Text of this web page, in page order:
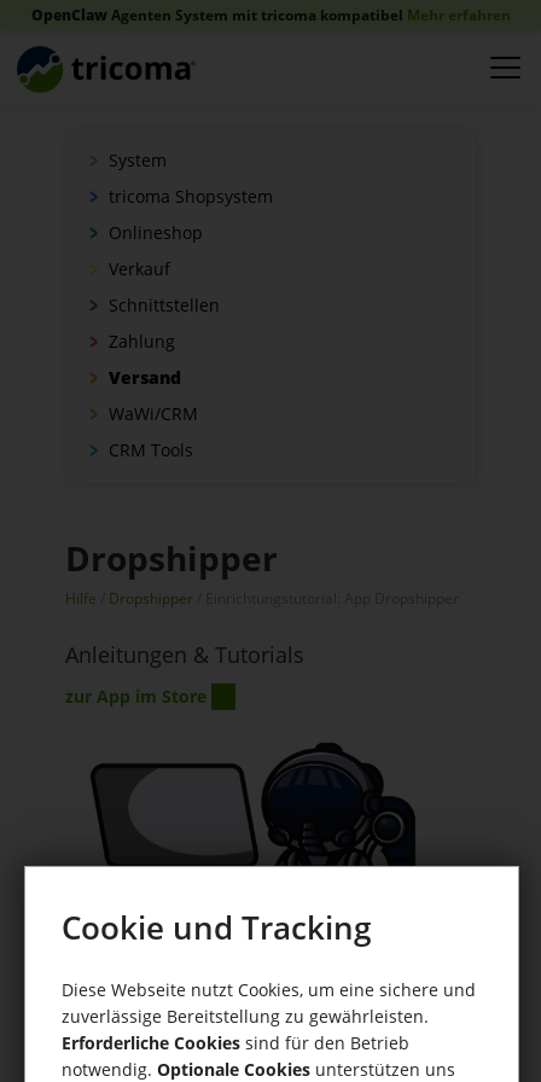
OpenClawAgenten System mit tricoma kompatibel Mehr erfahren
System
tricoma Shopsystem
Onlineshop
Verkauf
Schnittstellen
Zahlung
Versand
WaWi/CRM
CRM Tools
Dropshipper
Hilfe Dropshipper/ Einrichtungstutorial: App Dropshipper
Anleitungen & Tutorials
zur App im Store
Inhaltsverzeichnis
Cookie und Tracking
Diese Webseite nutzt Cookies, um eine sichere und
zuverlässige Bereitstellung zu gewährleisten.
Erforderliche Cookies sind für den Betrieb
notwendig. Optionale Cookies unterstützen uns